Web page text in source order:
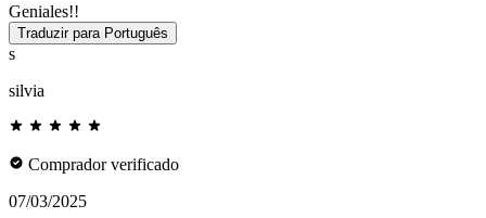
Geniales!!
Traduzir para Português
s
silvia
Comprador verificado
07/03/2025